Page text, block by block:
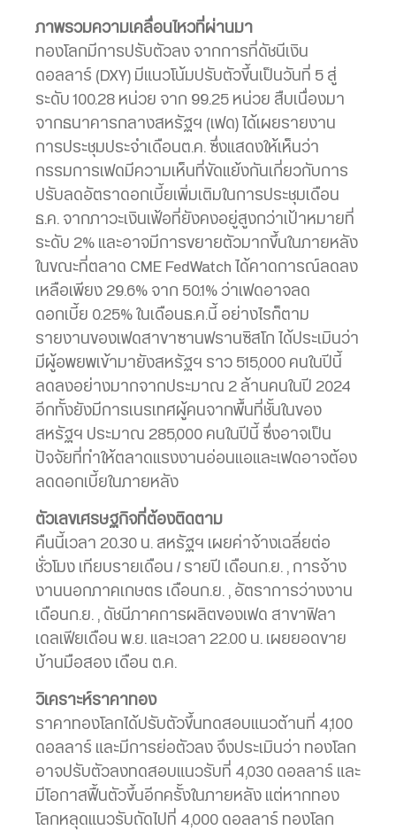
ภาพรวมความเคลื่อนไหวที่ผ่านมา
ทองโลกมีการปรับตัวลง จากการที่ดัชนีเงิน
ดอลลาร์ (DXY) มีแนวโน้มปรับตัวขึ้นเป็นวันที่ 5 สู่
ระดับ 100.28 หน่วย จาก 99.25 หน่วย สืบเนื่องมา
จากธนาคารกลางสหรัฐฯ (เฟด) ได้เผยรายงาน
การประชุมประจำเดือนต.ค. ซึ่งแสดงให้เห็นว่า
กรรมการเฟดมีความเห็นที่ขัดแย้งกันเกี่ยวกับการ
ปรับลดอัตราดอกเบี้ยเพิ่มเติมในการประชุมเดือน
ธ.ค. จากภาวะเงินเฟ้อที่ยังคงอยู่สูงกว่าเป้าหมายที่
ระดับ 2% และอาจมีการขยายตัวมากขึ้นในภายหลัง
ในขณะที่ตลาด CME FedWatch ได้คาดการณ์ลดลง
เหลือเพียง 29.6% จาก 50.1% ว่าเฟดอาจลด
ดอกเบี้ย 0.25% ในเดือนธ.ค.นี้ อย่างไรก็ตาม
รายงานของเฟดสาขาซานฟรานซิสโก ได้ประเมินว่า
มีผู้อพยพเข้ามายังสหรัฐฯ ราว 515,000 คนในปีนี้
ลดลงอย่างมากจากประมาณ 2 ล้านคนในปี 2024
อีกทั้งยังมีการเนรเทศผู้คนจากพื้นที่ชั้นในของ
สหรัฐฯ ประมาณ 285,000 คนในปีนี้ ซึ่งอาจเป็น
ปัจจัยที่ทำให้ตลาดแรงงานอ่อนแอและเฟดอาจต้อง
ลดดอกเบี้ยในภายหลัง
ตัวเลขเศรษฐกิจที่ต้องติดตาม
คืนนี้เวลา 20.30 น. สหรัฐฯ เผยค่าจ้างเฉลี่ยต่อ
ชั่วโมง เทียบรายเดือน / รายปี เดือนก.ย. , การจ้าง
งานนอกภาคเกษตร เดือนก.ย. , อัตราการว่างงาน
เดือนก.ย. , ดัชนีภาคการผลิตของเฟด สาขาฟิลา
เดลเฟียเดือน พ.ย. และเวลา 22.00 น. เผยยอดขาย
บ้านมือสอง เดือน ต.ค.
วิเคราะห์ราคาทอง
ราคาทองโลกได้ปรับตัวขึ้นทดสอบแนวต้านที่ 4,100
ดอลลาร์ และมีการย่อตัวลง จึงประเมินว่า ทองโลก
อาจปรับตัวลงทดสอบแนวรับที่ 4,030 ดอลลาร์ และ
มีโอกาสฟื้นตัวขึ้นอีกครั้งในภายหลัง แต่หากทอง
โลกหลุดแนวรับถัดไปที่ 4,000 ดอลลาร์ ทองโลก